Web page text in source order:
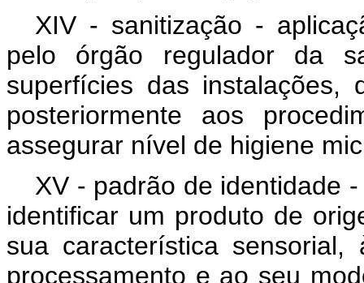
XIV - sanitização -
pelo órgão regulador da
superfícies das instalações,
posteriormente aos
assegurar nível de higiene
XV - padrão de identidade
identificar um produto de
sua característica
processamento e ao seu